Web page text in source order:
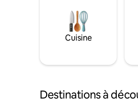
Cuisine
Destinations à